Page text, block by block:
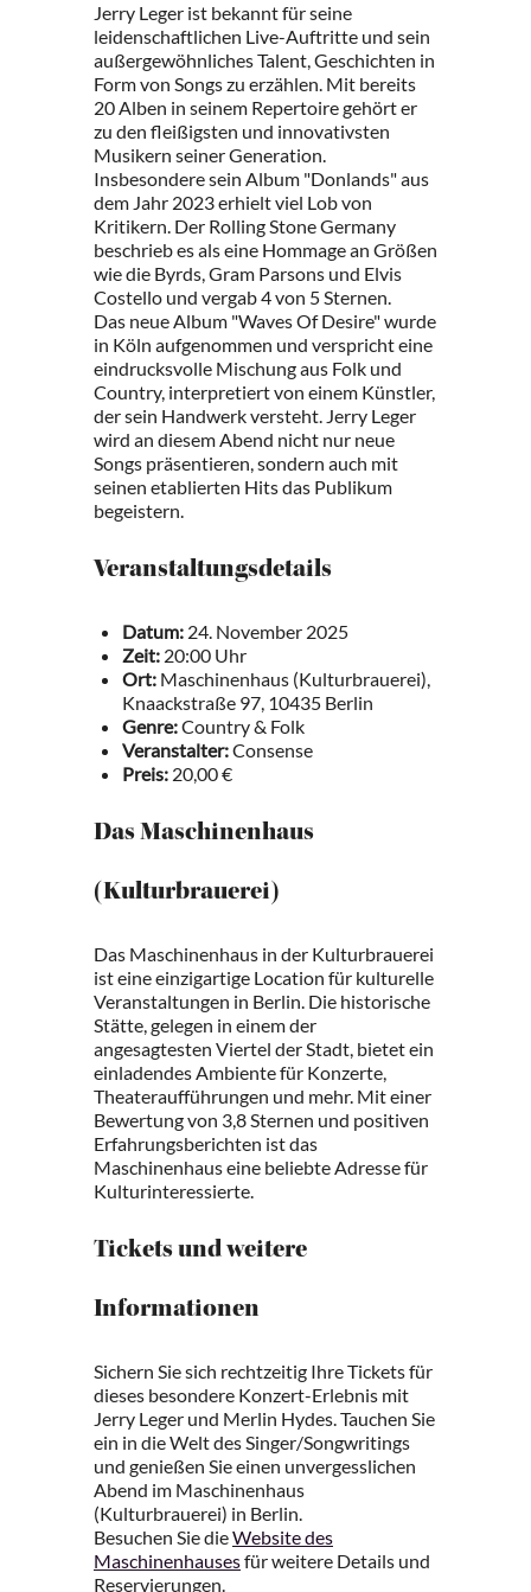
Jerry Leger ist bekannt für seine
leidenschaftlichen Live-Auftritte und sein
außergewöhnliches Talent, Geschichten in
Form von Songs zu erzählen. Mit bereits
20 Alben in seinem Repertoire gehört er
zu den fleißigsten und innovativsten
Musikern seiner Generation.
Insbesondere sein Album "Donlands" aus
dem Jahr 2023 erhielt viel Lob von
Kritikern. Der Rolling Stone Germany
beschrieb es als eine Hommage an Größen
wie die Byrds, Gram Parsons und Elvis
Costello und vergab 4 von 5 Sternen.
Das neue Album "Waves Of Desire" wurde
in Köln aufgenommen und verspricht eine
eindrucksvolle Mischung aus Folk und
Country, interpretiert von einem Künstler,
der sein Handwerk versteht. Jerry Leger
wird an diesem Abend nicht nur neue
Songs präsentieren, sondern auch mit
seinen etablierten Hits das Publikum
begeistern.
Veranstaltungsdetails
Datum: 24. November 2025
Zeit: 20:00 Uhr
Ort: Maschinenhaus (Kulturbrauerei),
Knaackstraße 97, 10435 Berlin
Genre:Country & Folk
Veranstalter:Consense
Preis: 20,00 €
Das Maschinenhaus
(Kulturbrauerei)
Das Maschinenhaus in der Kulturbrauerei
ist eine einzigartige Location für kulturelle
Veranstaltungen in Berlin. Die historische
Stätte, gelegen in einem der
angesagtesten Viertel der Stadt, bietet ein
einladendes Ambiente für Konzerte,
Theateraufführungen und mehr. Mit einer
Bewertung von 3,8 Sternen und positiven
Erfahrungsberichten ist das
Maschinenhaus eine beliebte Adresse für
Kulturinteressierte.
Tickets und weitere
Informationen
Sichern Sie sich rechtzeitig Ihre Tickets für
dieses besondere Konzert-Erlebnis mit
Jerry Leger und Merlin Hydes. Tauchen Sie
ein in die Welt des Singer/Songwritings
und genießen Sie einen unvergesslichen
Abend im Maschinenhaus
(Kulturbrauerei) in Berlin.
Besuchen Sie dieWebsite des
Maschinenhausesfür weitere Details und
Reservierungen.